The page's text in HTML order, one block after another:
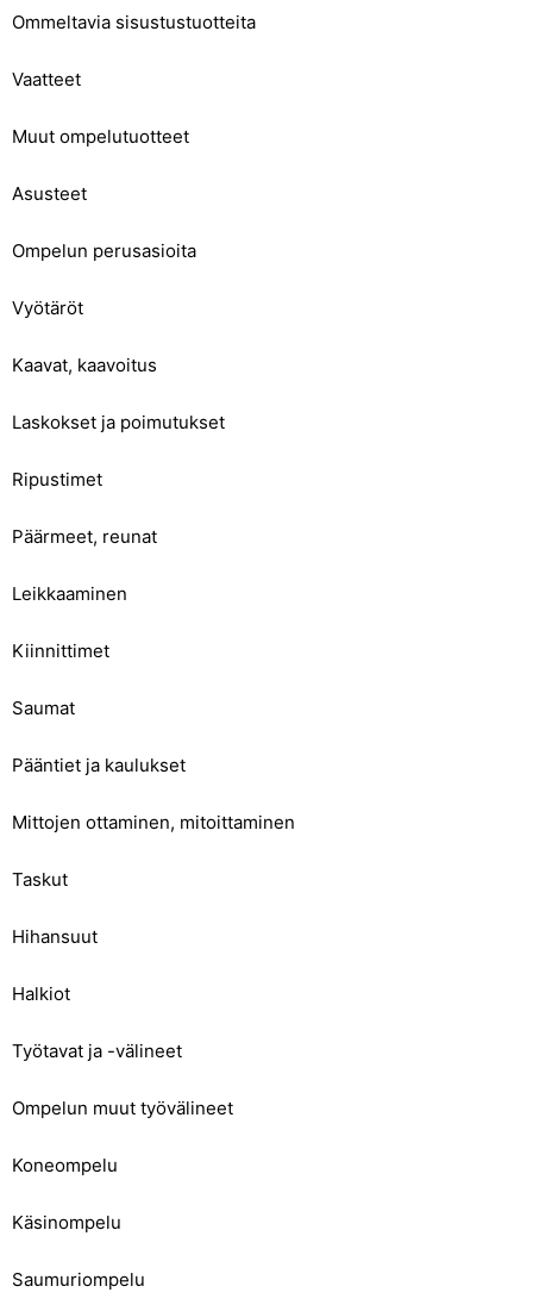
Ommeltavia sisustustuotteita
Vaatteet
Muut ompelutuotteet
Asusteet
Ompelun perusasioita
Vyötäröt
Kaavat, kaavoitus
Laskokset ja poimutukset
Ripustimet
Päärmeet, reunat
Leikkaaminen
Kiinnittimet
Saumat
Pääntiet ja kaulukset
Mittojen ottaminen, mitoittaminen
Taskut
Hihansuut
Halkiot
Työtavat ja -välineet
Ompelun muut työvälineet
Koneompelu
Käsinompelu
Saumuriompelu